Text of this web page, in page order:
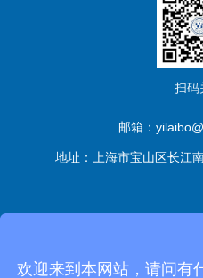
扫码
邮箱：
地址：上海市宝山区长江
欢迎来到本网站，请问有